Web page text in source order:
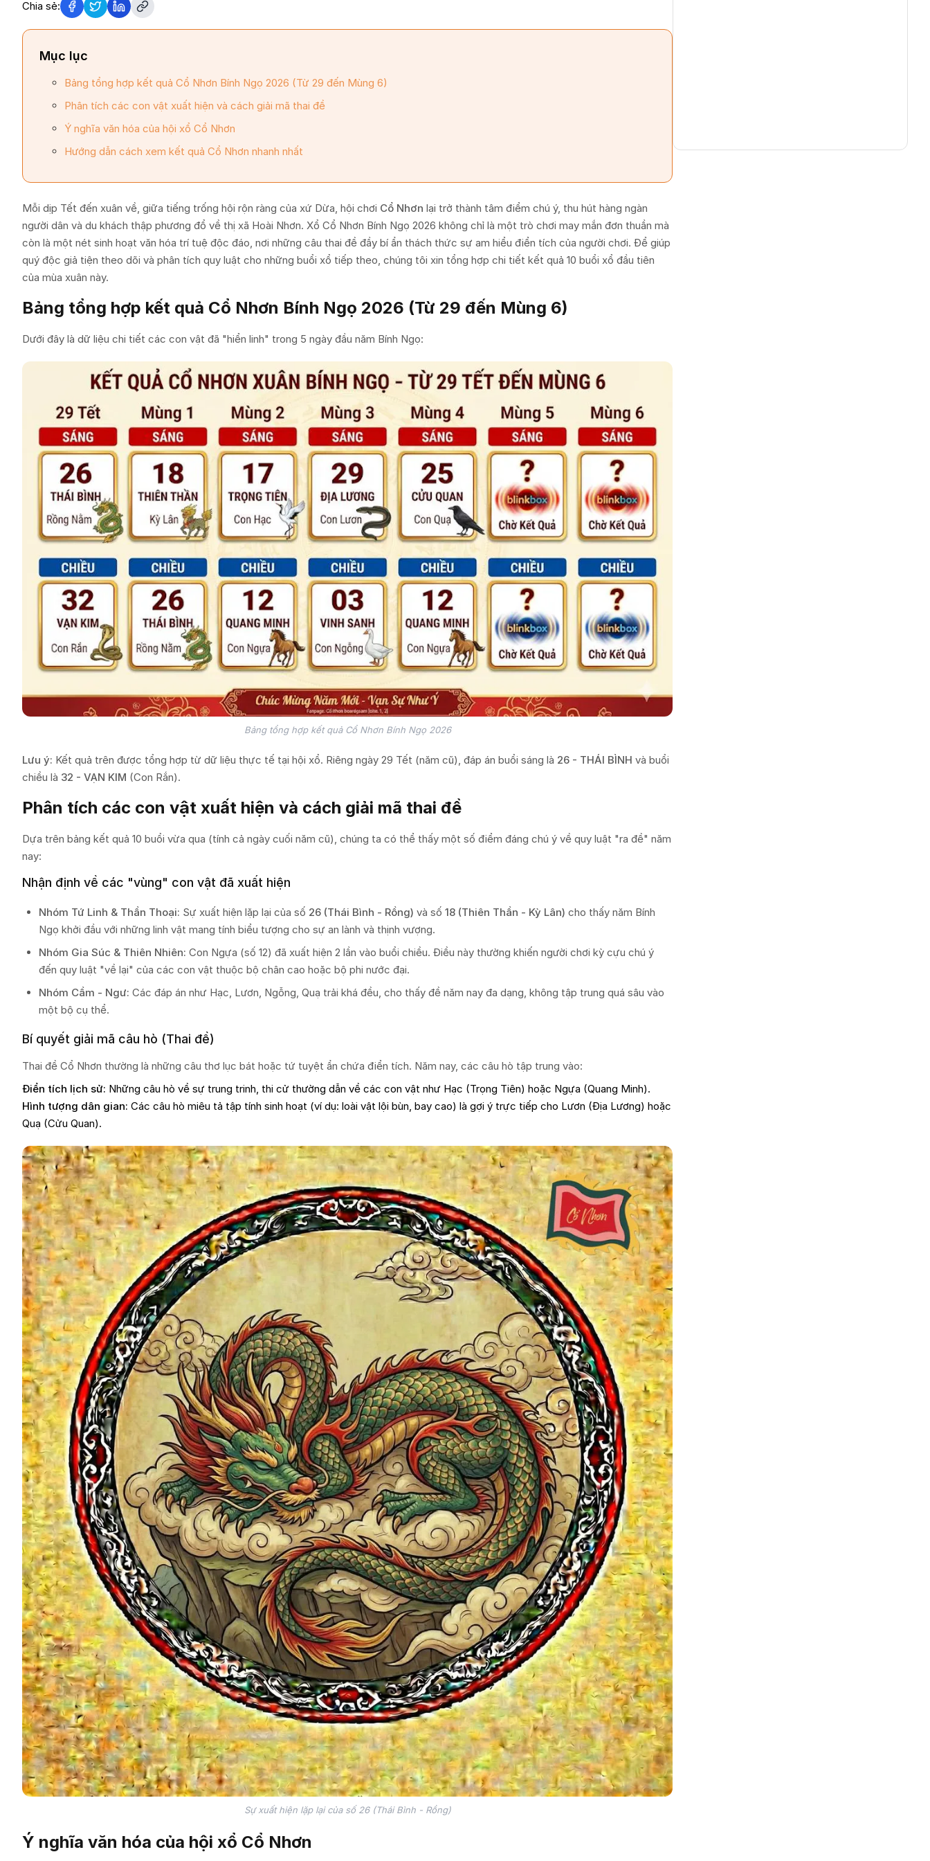
Chia sẻ:
Mục lục
Bảng tổng hợp kết quả Cổ Nhơn Bính Ngọ 2026 (Từ 29 đến Mùng 6)
Phân tích các con vật xuất hiện và cách giải mã thai đề
Ý nghĩa văn hóa của hội xổ Cổ Nhơn
Hướng dẫn cách xem kết quả Cổ Nhơn nhanh nhất
Mỗi dịp Tết đến xuân về, giữa tiếng trống hội rộn ràng của xứ Dừa, hội chơi Cổ Nhơn lại trở thành tâm điểm chú ý, thu hút hàng ngàn
người dân và du khách thập phương đổ về thị xã Hoài Nhơn. Xổ Cổ Nhơn Bính Ngọ 2026 không chỉ là một trò chơi may mắn đơn thuần mà
còn là một nét sinh hoạt văn hóa trí tuệ độc đáo, nơi những câu thai đề đầy bí ẩn thách thức sự am hiểu điển tích của người chơi. Để giúp
quý độc giả tiện theo dõi và phân tích quy luật cho những buổi xổ tiếp theo, chúng tôi xin tổng hợp chi tiết kết quả 10 buổi xổ đầu tiên
của mùa xuân này.
Bảng tổng hợp kết quả Cổ Nhơn Bính Ngọ 2026 (Từ 29 đến Mùng 6)
Dưới đây là dữ liệu chi tiết các con vật đã "hiển linh" trong 5 ngày đầu năm Bính Ngọ:
Bảng tổng hợp kết quả Cổ Nhơn Bính Ngọ 2026
Lưu ý: Kết quả trên được tổng hợp từ dữ liệu thực tế tại hội xổ. Riêng ngày 29 Tết (năm cũ), đáp án buổi sáng là 26 - THÁI BÌNH và buổi
chiều là 32 - VẠN KIM (Con Rắn).
Phân tích các con vật xuất hiện và cách giải mã thai đề
Dựa trên bảng kết quả 10 buổi vừa qua (tính cả ngày cuối năm cũ), chúng ta có thể thấy một số điểm đáng chú ý về quy luật "ra đề" năm
nay:
Nhận định về các "vùng" con vật đã xuất hiện
Nhóm Tứ Linh & Thần Thoại: Sự xuất hiện lặp lại của số 26 (Thái Bình - Rồng) và số 18 (Thiên Thần - Kỳ Lân) cho thấy năm Bính
Ngọ khởi đầu với những linh vật mang tính biểu tượng cho sự an lành và thịnh vượng.
Nhóm Gia Súc & Thiên Nhiên: Con Ngựa (số 12) đã xuất hiện 2 lần vào buổi chiều. Điều này thường khiến người chơi kỳ cựu chú ý
đến quy luật "về lại" của các con vật thuộc bộ chân cao hoặc bộ phi nước đại.
Nhóm Cầm - Ngư: Các đáp án như Hạc, Lươn, Ngỗng, Quạ trải khá đều, cho thấy đề năm nay đa dạng, không tập trung quá sâu vào
một bộ cụ thể.
Bí quyết giải mã câu hò (Thai đề)
Thai đề Cổ Nhơn thường là những câu thơ lục bát hoặc tứ tuyệt ẩn chứa điển tích. Năm nay, các câu hò tập trung vào:
Điển tích lịch sử: Những câu hò về sự trung trinh, thi cử thường dẫn về các con vật như Hạc (Trọng Tiên) hoặc Ngựa (Quang Minh).
Hình tượng dân gian: Các câu hò miêu tả tập tính sinh hoạt (ví dụ: loài vật lội bùn, bay cao) là gợi ý trực tiếp cho Lươn (Địa Lương) hoặc
Quạ (Cửu Quan).
Sự xuất hiện lặp lại của số 26 (Thái Bình - Rồng)
Ý nghĩa văn hóa của hội xổ Cổ Nhơn